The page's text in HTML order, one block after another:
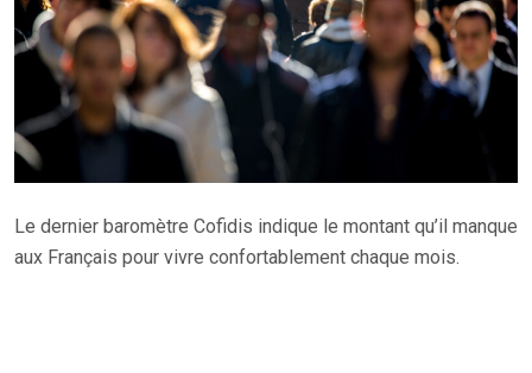
Le dernier baromètre Cofidis indique le montant qu’il manque
aux Français pour vivre confortablement chaque mois.